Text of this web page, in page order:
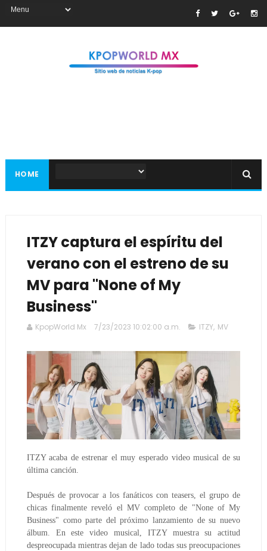
HOME
ITZY captura el espíritu del
verano con el estreno de su
MV para "None of My
Business"
KpopWorld Mx 7/23/2023 10:02:00 a.m. ITZY, MV
ITZY acaba de estrenar el muy esperado video musical de su
última canción.
Después de provocar a los fanáticos con teasers, el grupo de
chicas finalmente reveló el MV completo de "None of My
Business" como parte del próximo lanzamiento de su nuevo
álbum. En este video musical, ITZY muestra su actitud
despreocupada mientras dejan de lado todas sus preocupaciones